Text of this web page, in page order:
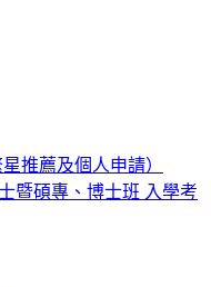
推薦及個人申請）
暨碩專、博士班 入學考